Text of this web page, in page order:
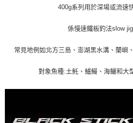
400g系列用於深場或流速
係慢速鐵板釣法slow
常見地例如北方三島、澎湖黑水溝、蘭嶼
對象魚種:土魠、鱸鰻、海鱺和大